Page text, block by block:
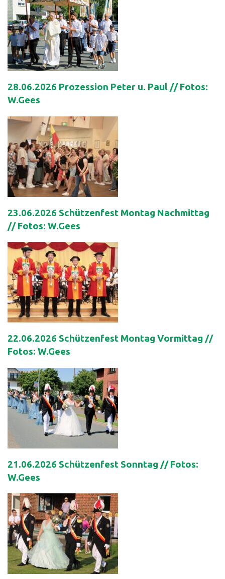
28.06.2026 Prozession Peter u. Paul // Fotos:
W.Gees
23.06.2026 Schützenfest Montag Nachmittag
// Fotos: W.Gees
22.06.2026 Schützenfest Montag Vormittag //
Fotos: W.Gees
21.06.2026 Schützenfest Sonntag // Fotos:
W.Gees